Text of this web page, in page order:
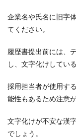
企業名や氏名に旧字
てください。
履歴書提出前には、
し、文字化けしてい
採用担当者が使用す
能性もあるため注意
文字化けが不安な漢
でしょう。